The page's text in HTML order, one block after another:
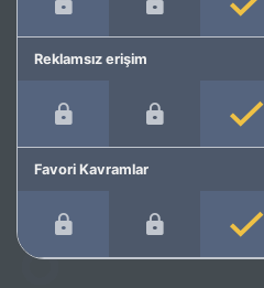
Reklamsız erişim
Favori Kavramlar